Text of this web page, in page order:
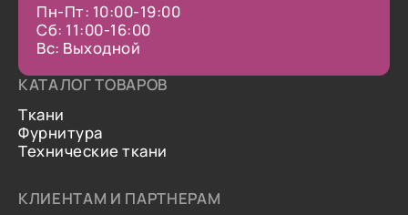
Пн-Пт: 10:00-19:00
Сб: 11:00-16:00
Вс: Выходной
КАТАЛОГ ТОВАРОВ
Ткани
Фурнитура
Технические ткани
КЛИЕНТАМ И ПАРТНЕРАМ